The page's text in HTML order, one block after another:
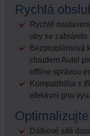
Rychlá
Rychlé
aby se zabránilo
Bezproblémová
cloudem Autel
offline správou
Kompatibilita s
efektivní grio
Dálkové sítě